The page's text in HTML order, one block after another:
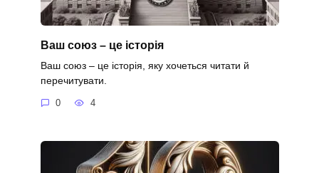
Ваш союз – це історія
Ваш союз – це історія, яку хочеться читати й
перечитувати.
0 4